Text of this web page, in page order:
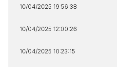
10/04/2025 19:56:38
10/04/2025 12:00:26
10/04/2025 10:23:15